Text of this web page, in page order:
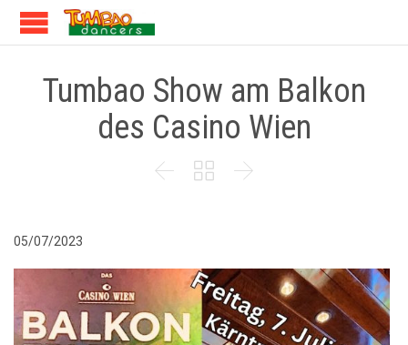
Tumbao Show am Balkon
des Casino Wien
  
05/07/2023